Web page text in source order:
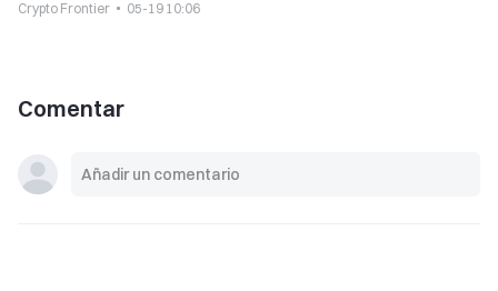
Crypto Frontier 05-19 10:06
Comentar